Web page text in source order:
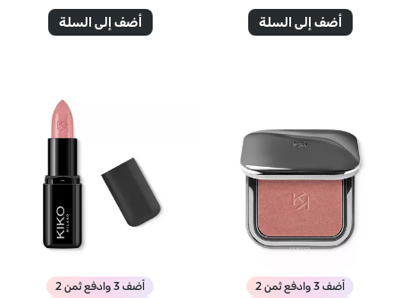
أضف إلى السلة أضف إلى السلة
أضف 3 وادفع ثمن 2
أضف 3 وادفع ثمن 2